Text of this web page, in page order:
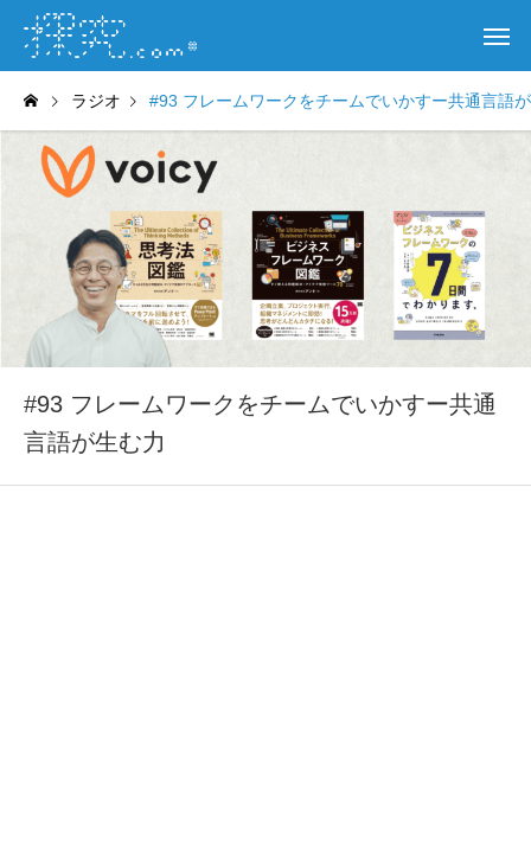
ラジオ #93 フレームワークをチームでいかすー共通言語
#93 フレームワークをチームでいかすー共通
言語が生む力